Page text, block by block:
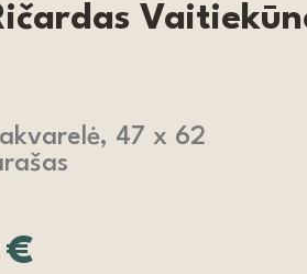
47 x 62
€